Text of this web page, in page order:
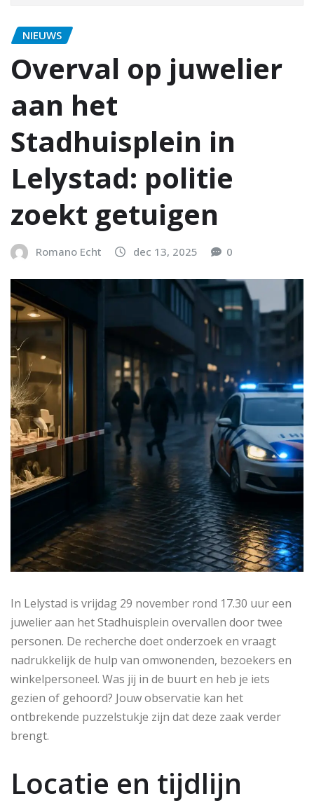
NIEUWS
Overval op juwelier
aan het
Stadhuisplein in
Lelystad: politie
zoekt getuigen
Romano Echt dec 13, 2025 0
In Lelystad is vrijdag 29 november rond 17.30 uur een
juwelier aan het Stadhuisplein overvallen door twee
personen. De recherche doet onderzoek en vraagt
nadrukkelijk de hulp van omwonenden, bezoekers en
winkelpersoneel. Was jij in de buurt en heb je iets
gezien of gehoord? Jouw observatie kan het
ontbrekende puzzelstukje zijn dat deze zaak verder
brengt.
Locatie en tijdlijn